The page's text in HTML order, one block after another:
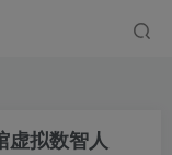
虚拟数智人